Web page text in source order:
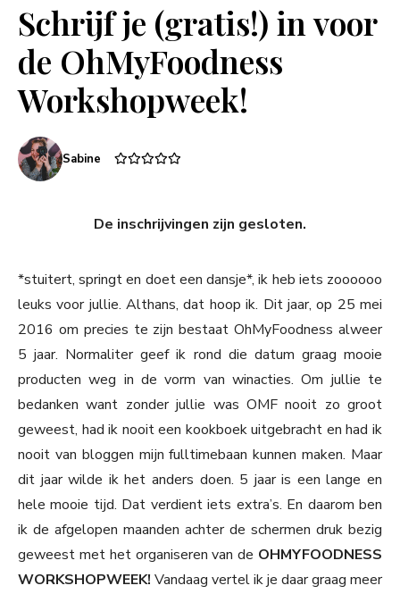
Schrijf je (gratis!) in voor
de OhMyFoodness
Workshopweek!
Sabine
De inschrijvingen zijn gesloten.
*stuitert, springt en doet een dansje*, ik heb iets zoooooo
leuks voor jullie. Althans, dat hoop ik. Dit jaar, op 25 mei
2016 om precies te zijn bestaat OhMyFoodness alweer
5 jaar. Normaliter geef ik rond die datum graag mooie
producten weg in de vorm van winacties. Om jullie te
bedanken want zonder jullie was OMF nooit zo groot
geweest, had ik nooit een kookboek uitgebracht en had ik
nooit van bloggen mijn fulltimebaan kunnen maken. Maar
dit jaar wilde ik het anders doen. 5 jaar is een lange en
hele mooie tijd. Dat verdient iets extra’s. En daarom ben
ik de afgelopen maanden achter de schermen druk bezig
geweest met het organiseren van de OHMYFOODNESS
WORKSHOPWEEK! Vandaag vertel ik je daar graag meer